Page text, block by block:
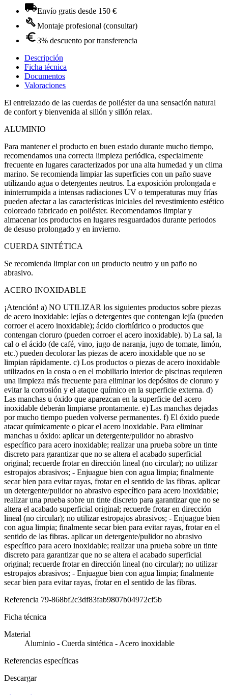
Envío gratis desde 150 €
Montaje profesional (consultar)
3% descuento por transferencia
Descripción
Ficha técnica
Documentos
Valoraciones
El entrelazado de las cuerdas de poliéster da una sensación natural
de confort y bienvenida al sillón y sillón relax.
ALUMINIO
Para mantener el producto en buen estado durante mucho tiempo,
recomendamos una correcta limpieza periódica, especialmente
frecuente en lugares caracterizados por una alta humedad y un clima
marino. Se recomienda limpiar las superficies con un paño suave
utilizando agua o detergentes neutros. La exposición prolongada e
ininterrumpida a intensas radiaciones UV o temperaturas muy frías
pueden afectar a las características iniciales del revestimiento estético
coloreado fabricado en poliéster. Recomendamos limpiar y
almacenar los productos en lugares resguardados durante periodos
de desuso prolongado y en invierno.
CUERDA SINTÉTICA
Se recomienda limpiar con un producto neutro y un paño no
abrasivo.
ACERO INOXIDABLE
¡Atención! a) NO UTILIZAR los siguientes productos sobre piezas
de acero inoxidable: lejías o detergentes que contengan lejía (pueden
corroer el acero inoxidable); ácido clorhídrico o productos que
contengan cloruro (pueden corroer el acero inoxidable). b) La sal, la
cal o el ácido (de café, vino, jugo de naranja, jugo de tomate, limón,
etc.) pueden decolorar las piezas de acero inoxidable que no se
limpian rápidamente. c) Los productos o piezas de acero inoxidable
utilizados en la costa o en el mobiliario interior de piscinas requieren
una limpieza más frecuente para eliminar los depósitos de cloruro y
evitar la corrosión y el ataque químico en la superficie externa. d)
Las manchas u óxido que aparezcan en la superficie del acero
inoxidable deberán limpiarse prontamente. e) Las manchas dejadas
por mucho tiempo pueden volverse permanentes. f) El óxido puede
atacar químicamente o picar el acero inoxidable. Para eliminar
manchas u óxido: aplicar un detergente/pulidor no abrasivo
específico para acero inoxidable; realizar una prueba sobre un tinte
discreto para garantizar que no se altera el acabado superficial
original; recuerde frotar en dirección lineal (no circular); no utilizar
estropajos abrasivos; - Enjuague bien con agua limpia; finalmente
secar bien para evitar rayas, frotar en el sentido de las fibras. aplicar
un detergente/pulidor no abrasivo específico para acero inoxidable;
realizar una prueba sobre un tinte discreto para garantizar que no se
altera el acabado superficial original; recuerde frotar en dirección
lineal (no circular); no utilizar estropajos abrasivos; - Enjuague bien
con agua limpia; finalmente secar bien para evitar rayas, frotar en el
sentido de las fibras. aplicar un detergente/pulidor no abrasivo
específico para acero inoxidable; realizar una prueba sobre un tinte
discreto para garantizar que no se altera el acabado superficial
original; recuerde frotar en dirección lineal (no circular); no utilizar
estropajos abrasivos; - Enjuague bien con agua limpia; finalmente
secar bien para evitar rayas, frotar en el sentido de las fibras.
Referencia 79-868bf2c3df83fab9807b04972cf5b
Ficha técnica
Material
Aluminio - Cuerda sintética - Acero inoxidable
Referencias específicas
Descargar